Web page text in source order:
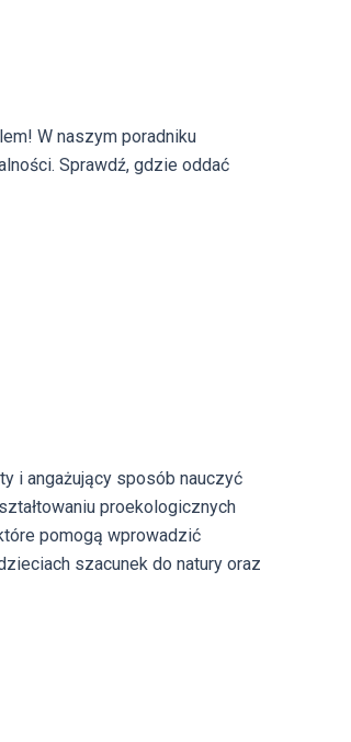
wiedzieć?
W naszym poradniku
Sprawdź, gdzie oddać
i angażujący sposób nauczyć
proekologicznych
pomogą wprowadzić
szacunek do natury oraz